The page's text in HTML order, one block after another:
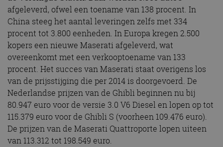
afgeleverd, ofwel een toename van 138 procent. In
China steeg het aantal leveringen zelfs met 334
procent tot 3.800 eenheden. In Europa kregen 2.500
kopers een nieuwe Maserati afgeleverd, wat
overeenkomt met een verkooptoename van 133
procent. Het succes van Maserati staat overigens los
van de prijsstijging die per 2014 is doorgevoerd. De
Nederlandse prijzen van de Ghibli beginnen nu bij
80.947 euro voor de versie 3.0 V6 Diesel en lopen op tot
115.379 euro voor de Ghibli S (voorheen 109.476 euro).
De prijzen van de Maserati Quattroporte lopen uiteen
van 113.312 tot 198.549 euro.